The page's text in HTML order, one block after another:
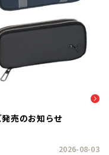
売のお知らせ
2026-08-03